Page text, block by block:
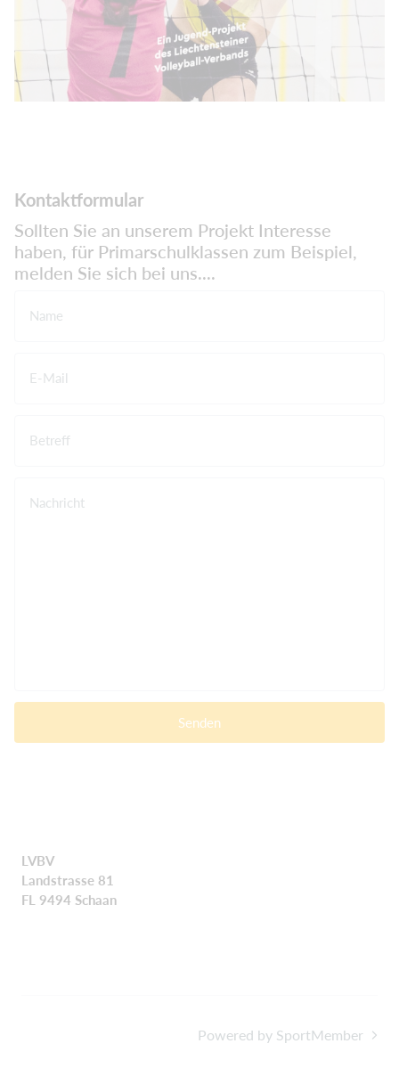
Kontaktformular
Sollten Sie an unserem Projekt Interesse
haben, für Primarschulklassen zum Beispiel,
melden Sie sich bei uns....
Name
E-Mail
Betreff
Nachricht
Senden
LVBV
Landstrasse 81
FL 9494 Schaan
Powered by SportMember